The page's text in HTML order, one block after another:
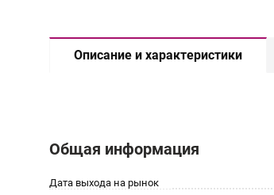
Описание и характеристики
Общая информация
Дата выхода на рынок